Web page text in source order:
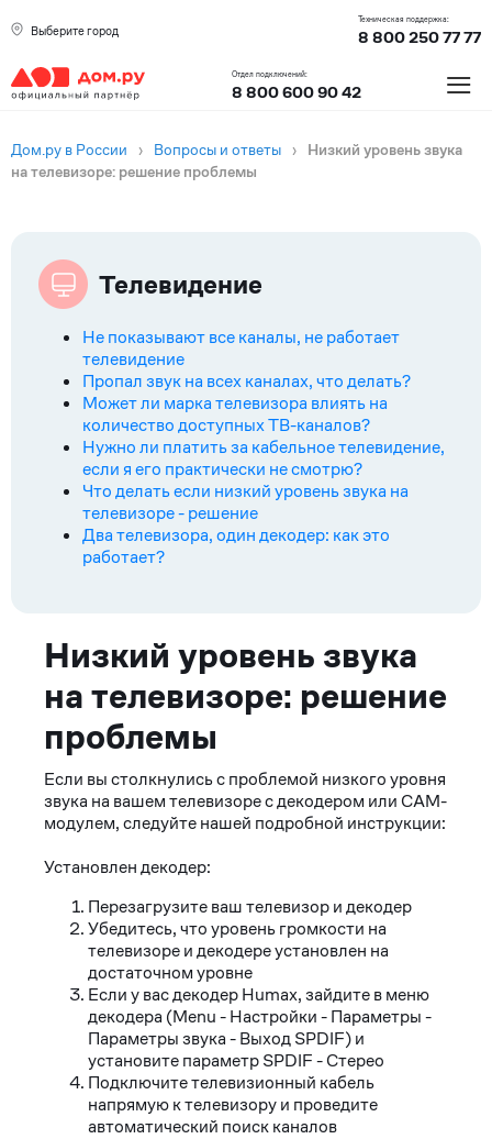
Выберите город
Техническая поддержка:
8 800 250 77 77
Отдел подключений:
8 800 600 90 42 ≡
Дом.ру в России › Вопросы и ответы ›
Низкий уровень звука
на телевизоре: решение проблемы
Телевидение
Не показывают все каналы, не работает
телевидение
Пропал звук на всех каналах, что делать?
Может ли марка телевизора влиять на
количество доступных ТВ-каналов?
Нужно ли платить за кабельное телевидение,
если я его практически не смотрю?
Что делать если низкий уровень звука на
телевизоре - решение
Два телевизора, один декодер: как это
работает?
Низкий уровень звука
на телевизоре: решение
проблемы
Ответ
Если вы столкнулись с проблемой низкого уровня
звука на вашем телевизоре с декодером или CAM-
модулем, следуйте нашей подробной инструкции:
Установлен декодер:
Перезагрузите ваш телевизор и декодер
Убедитесь, что уровень громкости на
телевизоре и декодере установлен на
достаточном уровне
Если у вас декодер Humax, зайдите в меню
декодера (Menu - Настройки - Параметры -
Параметры звука - Выход SPDIF) и
установите параметр SPDIF - Стерео
Подключите телевизионный кабель
напрямую к телевизору и проведите
автоматический поиск каналов